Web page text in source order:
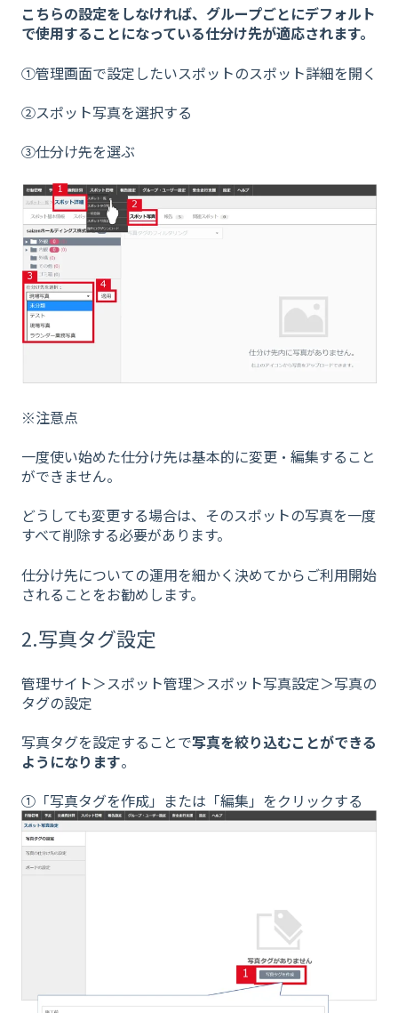
こちらの設定をしなければ、グループごとにデフォルト
で使用することになっている仕分け先が適応されます。
①管理画面で設定したいスポットのスポット詳細を開く
②スポット写真を選択する
③仕分け先を選ぶ
※注意点
一度使い始めた仕分け先は基本的に変更・編集すること
ができません。
どうしても変更する場合は、そのスポットの写真を一度
すべて削除する必要があります。
仕分け先についての運用を細かく決めてからご利用開始
されることをお勧めします。
2.写真タグ設定
管理サイト＞スポット管理＞スポット写真設定＞写真の
タグの設定
写真タグを設定することで写真を絞り込むことができる
ようになります。
①「写真タグを作成」または「編集」をクリックする